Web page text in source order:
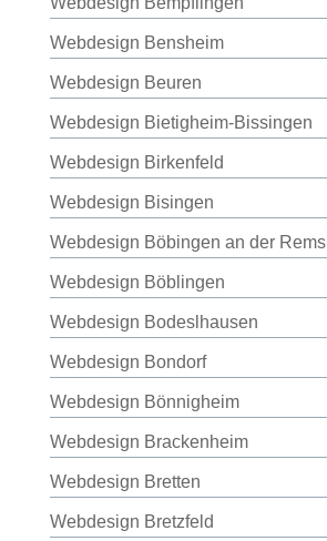
Webdesign Bensheim
Webdesign Beuren
Webdesign Bietigheim-Bissingen
Webdesign Birkenfeld
Webdesign Bisingen
Webdesign Böbingen an der Rems
Webdesign Böblingen
Webdesign Bodeslhausen
Webdesign Bondorf
Webdesign Bönnigheim
Webdesign Brackenheim
Webdesign Bretten
Webdesign Bretzfeld